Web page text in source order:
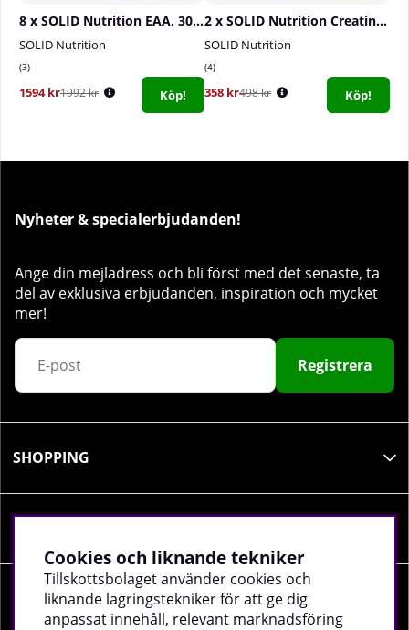
8 x SOLID Nutrition EAA, 300 g
SOLID Nutrition
3
1594 kr1992 kr Köp!
2 x SOLID Nutrition Creatine Monohydrate, 400 g
SOLID Nutrition
4
358 kr498 kr Köp!
Nyheter & specialerbjudanden!
Ange din mejladress och bli först med det senaste, ta
del av exklusiva erbjudanden, inspiration och mycket
mer!
Registrera
SHOPPING
SOCIALA MEDIER
Cookies och liknande tekniker
Tillskottsbolaget använder cookies och
liknande lagringstekniker för att ge dig
anpassat innehåll, relevant marknadsföring